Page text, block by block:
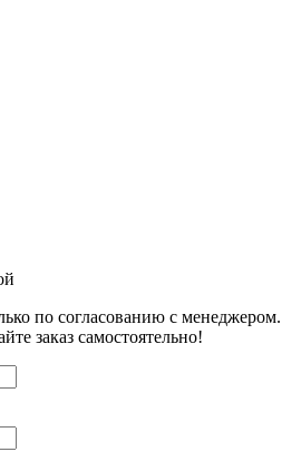
по согласованию с менеджером.
заказ самостоятельно!